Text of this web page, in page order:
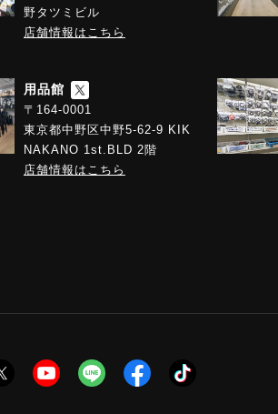
野タツミビル
店舗情報はこちら
用品館
〒164-0001
東京都中野区中野5-62-9 KIK
NAKANO 1st.BLD 2階
店舗情報はこちら